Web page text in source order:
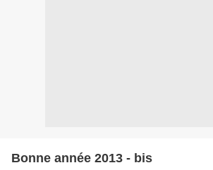
Bonne année 2013 - bis